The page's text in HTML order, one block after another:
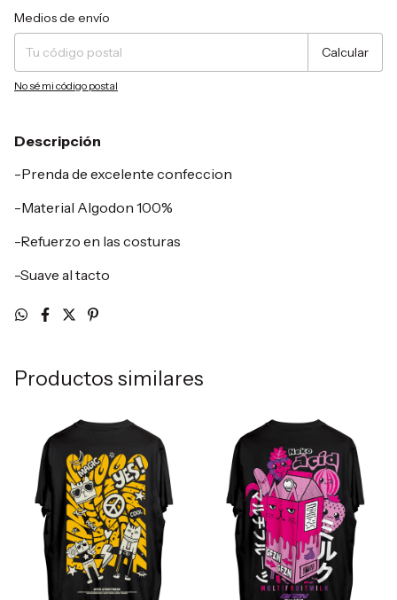
Entregas para el CP:
Medios de envío
Calcular
No sé mi código postal
Descripción
-Prenda de excelente confeccion
-Material Algodon 100%
-Refuerzo en las costuras
-Suave al tacto
Productos similares